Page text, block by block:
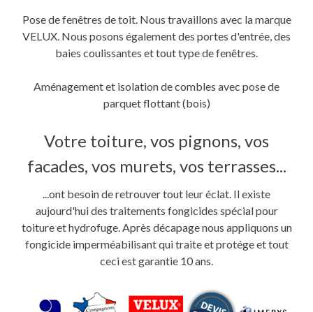
Pose de fenêtres de toit. Nous travaillons avec la marque
VELUX. Nous posons également des portes d'entrée, des
baies coulissantes et tout type de fenêtres.
Aménagement et isolation de combles avec pose de
parquet flottant (bois)
Votre toiture, vos pignons, vos
facades, vos murets, vos terrasses...
...ont besoin de retrouver tout leur éclat. Il existe
aujourd'hui des traitements fongicides spécial pour
toiture et hydrofuge. Après décapage nous appliquons un
fongicide imperméabilisant qui traite et protége et tout
ceci est garantie 10 ans.